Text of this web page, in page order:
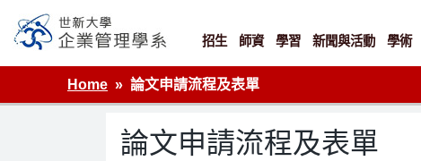
content
世新大學企業管理學系
招生 師資 學習 新聞與活動 學術
Home 論文申請流程及表單
論文申請流程及表單